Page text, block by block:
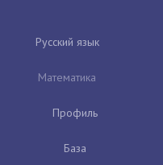
Русский язык
Математика
Профиль
База